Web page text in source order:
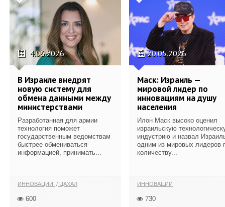
4.06.2026
В Израиле внедрят
новую систему для
обмена данными между
министерствами
Разработанная для армии
технология поможет
государственным ведомствам
быстрее обмениваться
информацией, принимать...
ИННОВАЦИИ ЦАХАЛ
600
20.05.2026
Маск: Израиль —
мировой лидер по
инновациям на душу
населения
Илон Маск высоко оценил
израильскую
индустрию и назвал
одним из мировых лидеров
количеству...
ИННОВАЦИИ
730